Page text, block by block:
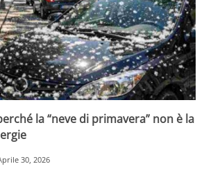
la “neve di primavera” non è la
30, 2026